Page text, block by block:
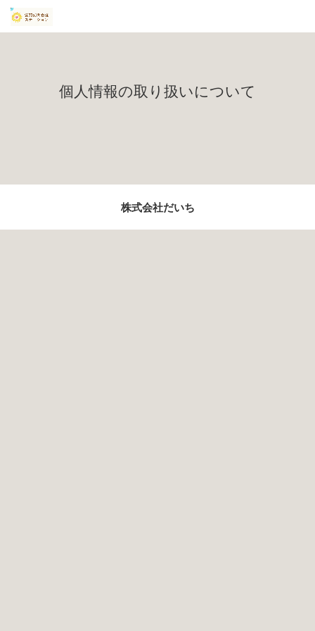
個人情報の取り扱いについて
株式会社だいち